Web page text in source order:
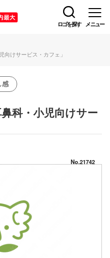
ロゴを探す メニュー
向けサービス・カフェ」
感
科・小児向けサー
No.21742